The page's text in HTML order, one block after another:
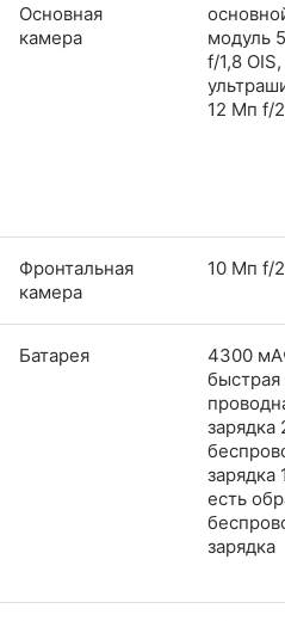
Основная
камера
модуль
f/1,8 OIS,
12 Мп f/
Фронтальная
камера
10 Мп f/
Батарея
4300
быстрая
зарядка
зарядка
есть
зарядка